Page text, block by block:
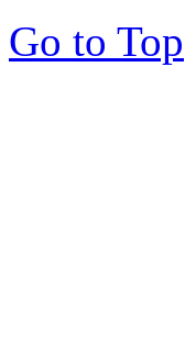
Go to Top